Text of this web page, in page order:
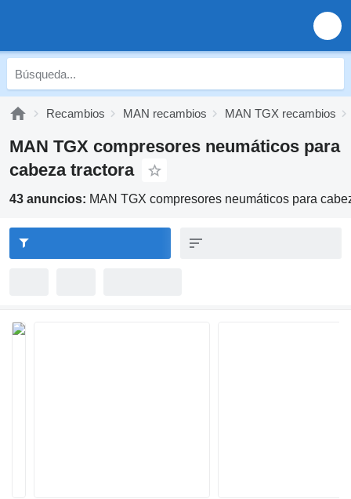
Recambios MAN recambios MAN TGX recambios
MAN TGX compresores neumáticos para
cabeza tractora
43 anuncios: MAN TGX compresores neumáticos para